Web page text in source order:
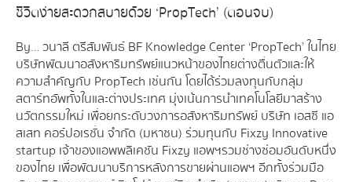
ชีวิตง่ายสะดวกสบายด้วย ‘PropTech’ (ตอนจบ)
By… วนาลี ตรีสัมพันธ์ BF Knowledge Center ‘PropTech’ ในไทย
บริษัทพัฒนาอสังหาริมทรัพย์แนวหน้าของไทยต่างตื่นตัวและให้
ความสำคัญกับ PropTech เช่นกัน โดยได้ร่วมลงทุนกับกลุ่ม
สตาร์ทอัพทั้งในและต่างประเทศ มุ่งเน้นการนำเทคโนโลยีมาสร้าง
นวัตกรรมใหม่ เพื่อยกระดับวงการอสังหาริมทรัพย์ บริษัท เอสซี แอ
สเสท คอร์ปอเรชั่น จำกัด (มหาชน) ร่วมทุนกับ Fixzy Innovative
startup เจ้าของแอพพลิเคชัน Fixzy แอพฯรวมช่างซ่อมอันดับหนึ่ง
ของไทย เพื่อพัฒนาบริการหลังการขายผ่านแอพฯ อีกทั้งร่วมมือ